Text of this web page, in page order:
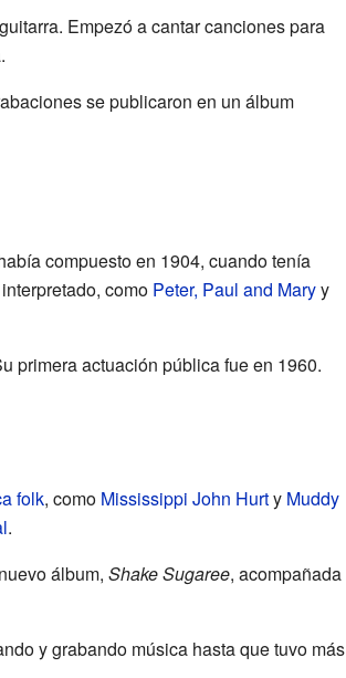
Empezó a cantar canciones para
se publicaron en un álbum
compuesto en 1904, cuando tenía
como Peter, Paul and Maryy
primera actuación pública fue en 1960.
folk, como Mississippi John Hurty Muddy
.
álbum, Shake Sugaree, acompañada
y grabando música hasta que tuvo más